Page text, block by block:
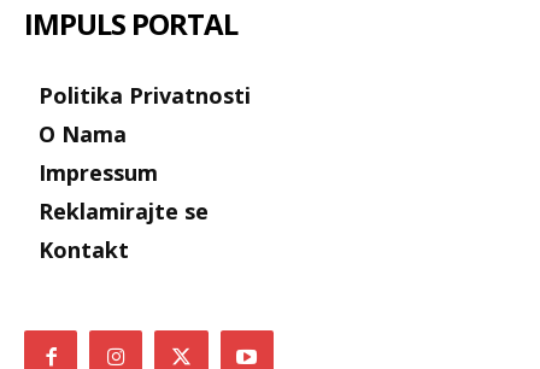
IMPULS PORTAL
Politika Privatnosti
O Nama
Impressum
Reklamirajte se
Kontakt